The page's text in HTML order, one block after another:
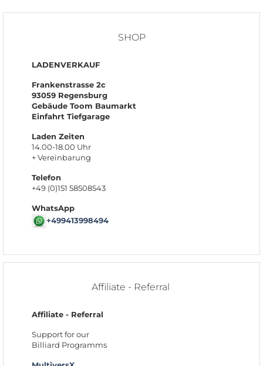
SHOP
LADENVERKAUF
Frankenstrasse 2c
93059 Regensburg
Gebäude Toom Baumarkt
Einfahrt Tiefgarage
Laden Zeiten
14.00-18.00 Uhr
+ Vereinbarung
Telefon
+49 (0)151 58508543
WhatsApp
+499413998494
Affiliate - Referral
Affiliate - Referral
Support for our
Billiard Programms